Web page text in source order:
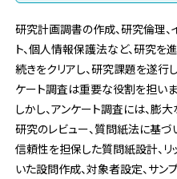
研究計画調書の作成、研究倫理、
ト、個人情報保護法など、研究を
続きをクリアし、研究課題を遂行
ケート調査は重要な役割を担いま
しかし、アンケート調査には、膨
研究のレビュー、質問紙法に基づ
信頼性を担保した質問紙設計、リ
いた設問作成、対象者設定、サン